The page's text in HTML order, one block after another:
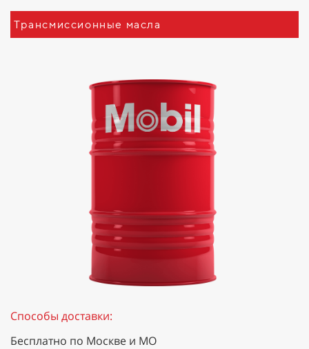
Трансмиссионные масла
Способы доставки:
Бесплатно по Москве и МО